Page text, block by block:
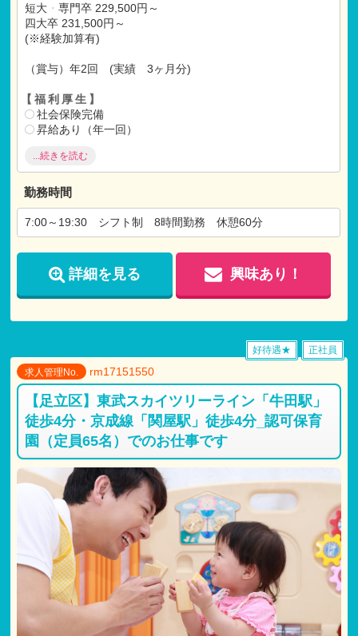
短大・ 専門卒 229,500円～
四大卒 231,500円～
(※経験加算有)
（賞与）年2回 (実績 3ヶ月分)
【福利厚生】
社会保険完備
昇給あり（年一回）
退職金共済
給食あり
研修制度有
各種祝い金有
テーマパークなどの割引、映画の割引、宿泊施設の割引な
どの共済に加入
【各種手当】
交通費支給（上限あり 月額:30,000円)
残業手当
役職手当
資格手当
時間外手当
休日出勤手当
※マイカー通勤可能 対人無制限任意保険加入が条件
【試用期間】
試用期間 有 3ヶ月間
仕事内容
月給共に、正規雇用と同条件
...続きを読む
勤務時間
7:00～19:30 シフト制 8時間勤務 休憩60分
詳細を見る 興味あり！
求人管理No. rm17151550
【足立区】東武スカイツリーライン「牛田駅」
徒歩4分・京成線「関屋駅」徒歩4分_認可保育
園（定員65名）でのお仕事です
好待遇★ 正社員